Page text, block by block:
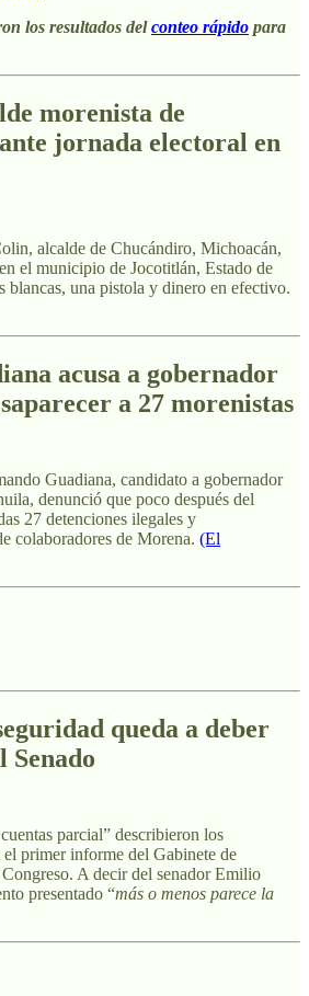
los resultados delconteo rápido para
morenista de
jornada electoral en
alcalde de Chucándiro, Michoacán,
el municipio de Jocotitlán, Estado de
blancas, una pistola y dinero en efectivo.
acusa a gobernador
a 27 morenistas
Guadiana, candidato a gobernador
denunció que poco después del
27 detenciones ilegales y
colaboradores de Morena. (El
queda a deber
Senado
parcial” describieron los
primer informe del Gabinete de
A decir del senador Emilio
presentado “más o menos parece la